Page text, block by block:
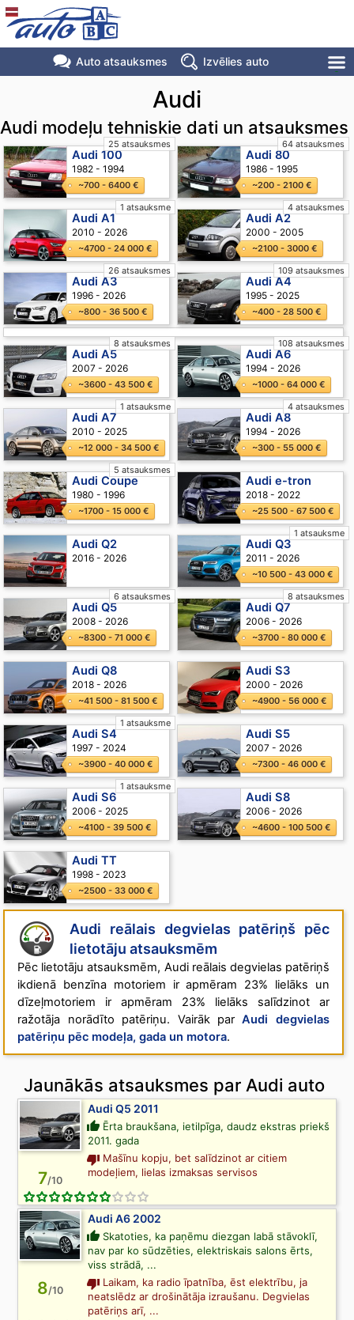
Auto atsauksmes Izvēlies auto
Audi
Audi modeļu tehniskie dati un atsauksmes
25 atsauksmes
Audi 100
1982 - 1994
~700 - 6400 €
64 atsauksmes
Audi 80
1986 - 1995
~200 - 2100 €
1 atsauksme
Audi A1
2010 - 2026
~4700 - 24 000 €
4 atsauksmes
Audi A2
2000 - 2005
~2100 - 3000 €
26 atsauksmes
Audi A3
1996 - 2026
~800 - 36 500 €
109 atsauksmes
Audi A4
1995 - 2025
~400 - 28 500 €
8 atsauksmes
Audi A5
2007 - 2026
~3600 - 43 500 €
108 atsauksmes
Audi A6
1994 - 2026
~1000 - 64 000 €
1 atsauksme
Audi A7
2010 - 2025
~12 000 - 34 500 €
4 atsauksmes
Audi A8
1994 - 2026
~300 - 55 000 €
5 atsauksmes
Audi Coupe
1980 - 1996
~1700 - 15 000 €
Audi e-tron
2018 - 2022
~25 500 - 67 500 €
Audi Q2
2016 - 2026
1 atsauksme
Audi Q3
2011 - 2026
~10 500 - 43 000 €
6 atsauksmes
Audi Q5
2008 - 2026
~8300 - 71 000 €
8 atsauksmes
Audi Q7
2006 - 2026
~3700 - 80 000 €
Audi Q8
2018 - 2026
~41 500 - 81 500 €
Audi S3
2000 - 2026
~4900 - 56 000 €
1 atsauksme
Audi S4
1997 - 2024
~3900 - 40 000 €
Audi S5
2007 - 2026
~7300 - 46 000 €
1 atsauksme
Audi S6
2006 - 2025
~4100 - 39 500 €
Audi S8
2006 - 2026
~4600 - 100 500 €
Audi TT
1998 - 2023
~2500 - 33 000 €
Audi reālais degvielas patēriņš pēc
lietotāju atsauksmēm
Pēc lietotāju atsauksmēm, Audi reālais degvielas patēriņš
ikdienā benzīna motoriem ir apmēram 23% lielāks un
dīzeļmotoriem ir apmēram 23% lielāks salīdzinot ar
ražotāja norādīto patēriņu. Vairāk parAudi degvielas
patēriņu pēc modeļa, gada un motora.
Jaunākās atsauksmes par Audi auto
Audi Q5 2011
Ērta braukšana, ietilpīga, daudz ekstras priekš
2011. gada
Mašīnu kopju, bet salīdzinot ar citiem
modeļiem, lielas izmaksas servisos
7/10
Audi A6 2002
Skatoties, ka paņēmu diezgan labā stāvoklī,
nav par ko sūdzēties, elektriskais salons ērts,
viss strādā, ...
Laikam, ka radio īpatnība, ēst elektrību, ja
neatslēdz ar drošinātāja izraušanu. Degvielas
patēriņs arī, ...
8/10